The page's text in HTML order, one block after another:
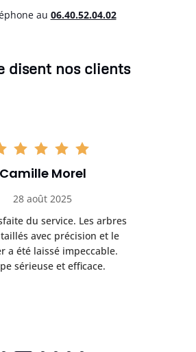
au 06.40.52.04.02
disent nos clients
Camille Morel
28 août 2025
du service. Les arbres
avec précision et le
a été laissé impeccable.
sérieuse et efficace.